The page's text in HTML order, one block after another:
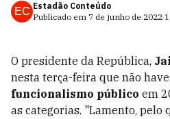
EC Estadão Conteúdo
Publicado em 7 de junho de 2022
O presidente da República,
nesta terça-feira que não
funcionalismo público em
as categorias. "Lamento, pelo